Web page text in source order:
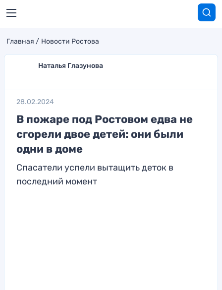
Главная Новости Ростова
Наталья Глазунова
28.02.2024
В пожаре под Ростовом едва не
сгорели двое детей: они были
одни в доме
Спасатели успели вытащить деток в
последний момент